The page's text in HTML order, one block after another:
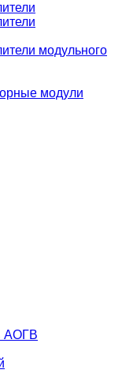
модульного
модули
АОГВ